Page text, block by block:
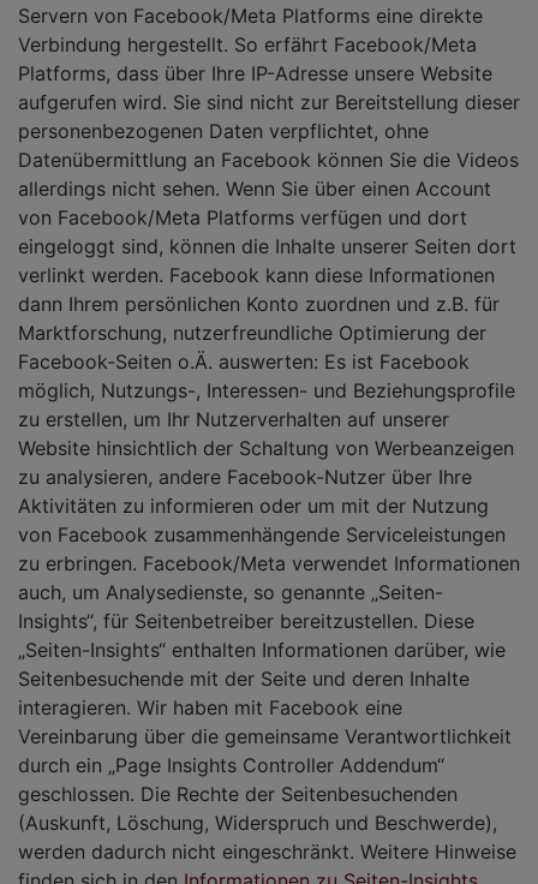
Servern von Facebook/Meta Platforms eine direkte
Verbindung hergestellt. So erfährt Facebook/Meta
Platforms, dass über Ihre IP-Adresse unsere Website
aufgerufen wird. Sie sind nicht zur Bereitstellung dieser
personenbezogenen Daten verpflichtet, ohne
Datenübermittlung an Facebook können Sie die Videos
allerdings nicht sehen. Wenn Sie über einen Account
von Facebook/Meta Platforms verfügen und dort
eingeloggt sind, können die Inhalte unserer Seiten dort
verlinkt werden. Facebook kann diese Informationen
dann Ihrem persönlichen Konto zuordnen und z.B. für
Marktforschung, nutzerfreundliche Optimierung der
Facebook-Seiten o.Ä. auswerten: Es ist Facebook
möglich, Nutzungs-, Interessen- und Beziehungsprofile
zu erstellen, um Ihr Nutzerverhalten auf unserer
Website hinsichtlich der Schaltung von Werbeanzeigen
zu analysieren, andere Facebook-Nutzer über Ihre
Aktivitäten zu informieren oder um mit der Nutzung
von Facebook zusammenhängende Serviceleistungen
zu erbringen. Facebook/Meta verwendet Informationen
auch, um Analysedienste, so genannte „Seiten-
Insights“, für Seitenbetreiber bereitzustellen. Diese
„Seiten-Insights“ enthalten Informationen darüber, wie
Seitenbesuchende mit der Seite und deren Inhalte
interagieren. Wir haben mit Facebook eine
Vereinbarung über die gemeinsame Verantwortlichkeit
durch ein „Page Insights Controller Addendum“
geschlossen. Die Rechte der Seitenbesuchenden
(Auskunft, Löschung, Widerspruch und Beschwerde),
werden dadurch nicht eingeschränkt. Weitere Hinweise